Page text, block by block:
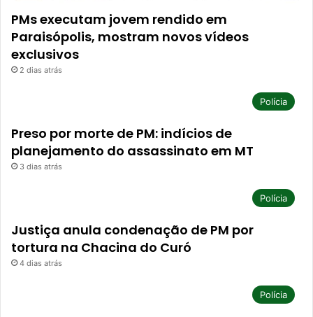
PMs executam jovem rendido em
Paraisópolis, mostram novos vídeos
exclusivos
2 dias atrás
Polícia
Preso por morte de PM: indícios de
planejamento do assassinato em MT
3 dias atrás
Polícia
Justiça anula condenação de PM por
tortura na Chacina do Curó
4 dias atrás
Polícia